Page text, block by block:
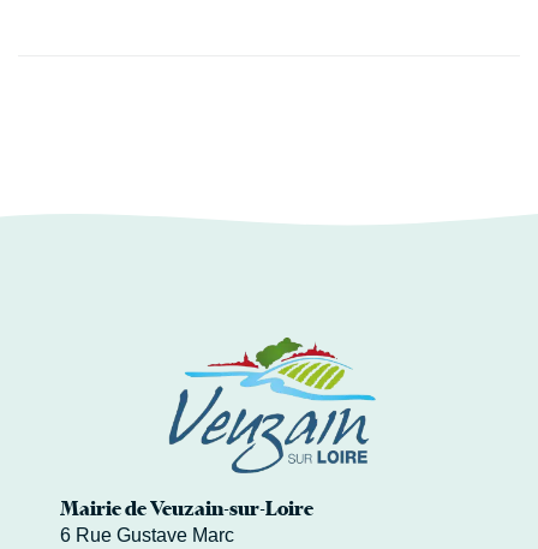
Mairie de Veuzain-sur-Loire
6 Rue Gustave Marc